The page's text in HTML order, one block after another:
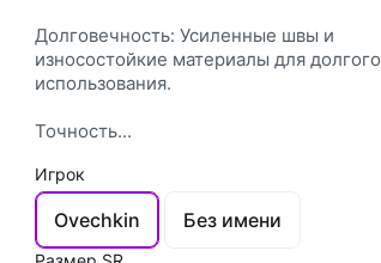
Долговечность: Усиленные швы и
износостойкие материалы для долгого
использования.
Точность...
Игрок
Ovechkin Без имени